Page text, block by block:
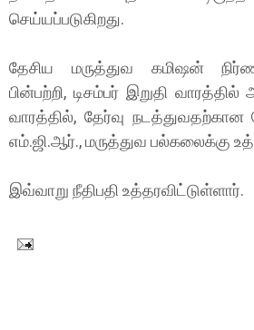
செய்யப்படுகிறது.
தேசிய மருத்துவ கமிஷன்
பின்பற்றி, டிசம்பர் இறுதி
வாரத்தில், தேர்வு நடத்துவதற்கான
எம்.ஜி.ஆர்., மருத்துவ பல்கலைக்கு
இவ்வாறு நீதிபதி உத்தரவிட்டுள்ளார்.